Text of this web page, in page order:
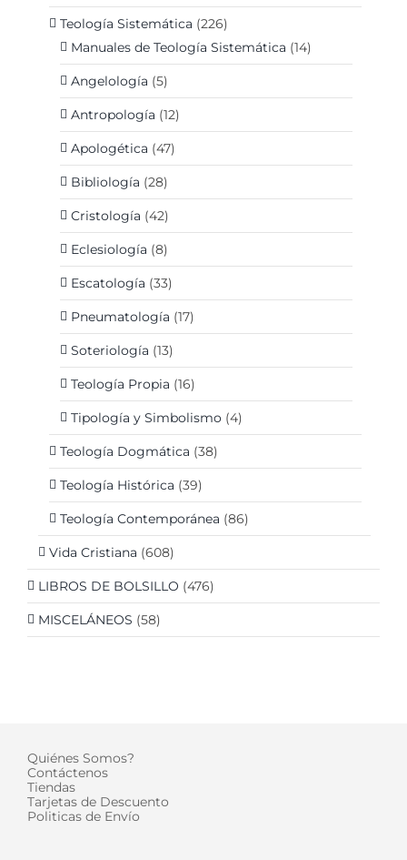
Teología Sistemática (226)
Manuales de Teología Sistemática (14)
Angelología (5)
Antropología (12)
Apologética (47)
Bibliología (28)
Cristología (42)
Eclesiología (8)
Escatología (33)
Pneumatología (17)
Soteriología (13)
Teología Propia (16)
Tipología y Simbolismo (4)
Teología Dogmática (38)
Teología Histórica (39)
Teología Contemporánea (86)
Vida Cristiana (608)
LIBROS DE BOLSILLO (476)
MISCELÁNEOS (58)
Quiénes Somos?
Contáctenos
Tiendas
Tarjetas de Descuento
Politicas de Envío